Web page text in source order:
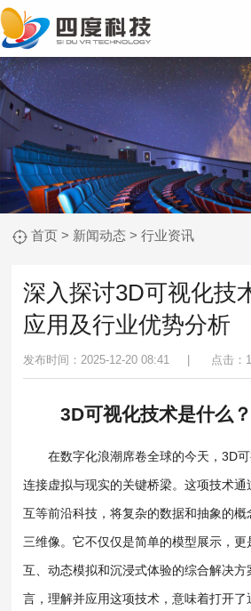
首页 > 新闻动态 >行业资讯
深入探讨3D可视化技
应用及行业优势分析
发布时间：2025-12-20 08:41 | 点击：
3D可视化技术是什么？
在数字化浪潮席卷全球的今天，3D
连接虚拟与现实的关键桥梁。这项技术
互等前沿科技，将复杂的数据和抽象的
三维像。它不仅仅是简单的模型展示，
互、动态模拟和沉浸式体验的综合解决
言，理解并应用这项技术，意味着打开